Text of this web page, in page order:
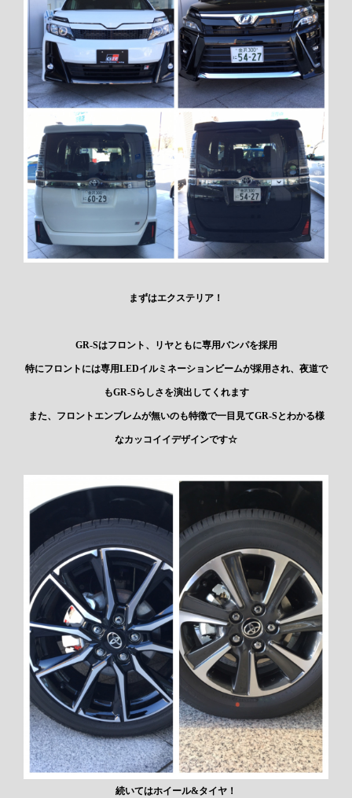
まずはエクステリア！
GR-Sはフロント、リヤともに専用バンパを採用
特にフロントには専用LEDイルミネーションビームが採用され、夜道で
もGR-Sらしさを演出してくれます
また、フロントエンブレムが無いのも特徴で一目見てGR-Sとわかる様
なカッコイイデザインです☆
続いてはホイール&タイヤ！